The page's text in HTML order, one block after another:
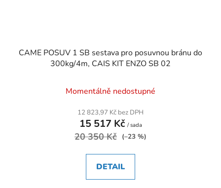
CAME POSUV 1 SB sestava pro posuvnou bránu do
300kg/4m, CAIS KIT ENZO SB 02
Momentálně nedostupné
12 823,97 Kč bez DPH
15 517 Kč / sada
20 350 Kč (–23 %)
DETAIL